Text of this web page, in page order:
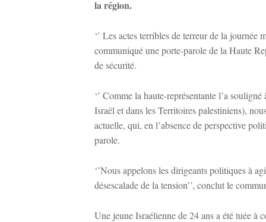
la région.
‘’ Les actes terribles de terreur de la journée
communiqué une porte-parole de la Haute
de sécurité.
‘’ Comme la haute-représentante l’a
Israël et dans les Territoires palestiniens),
actuelle, qui, en l’absence de perspective
parole.
‘’Nous appelons les dirigeants politiques à
désescalade de la tension’’, conclut le
Une jeune Israélienne de 24 ans a été tuée à